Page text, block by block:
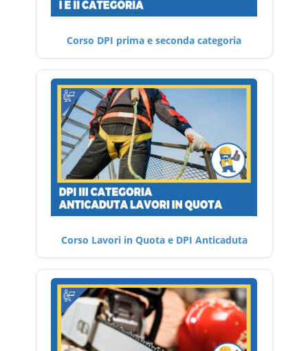
Corso DPI prima e seconda categoria
Corso Lavori in Quota e DPI Anticaduta